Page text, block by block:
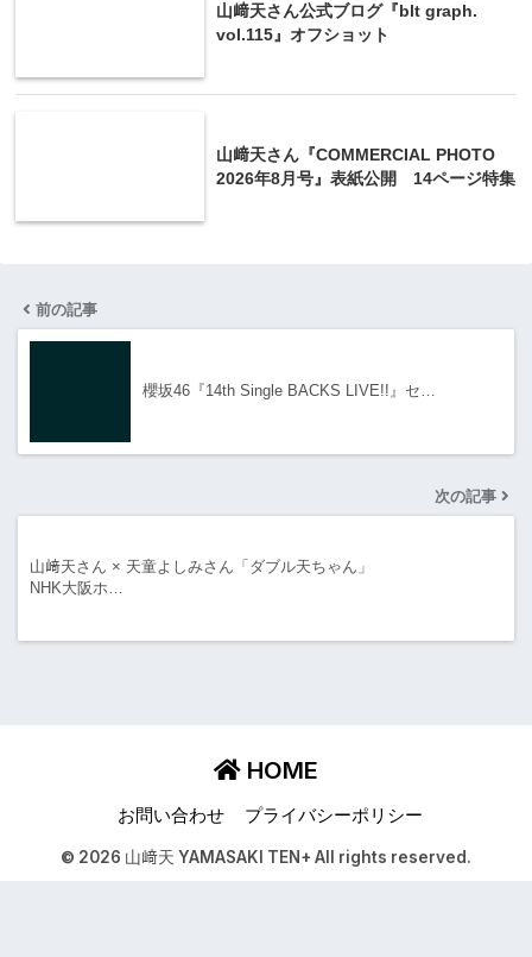
山﨑天さん公式ブログ『blt graph.
vol.115』オフショット
山﨑天さん『COMMERCIAL PHOTO
2026年8月号』表紙公開 14ページ特集
前の記事
櫻坂46『14th Single BACKS LIVE!!』セ…
次の記事
山﨑天さん × 天童よしみさん「ダブル天ちゃん」
NHK大阪ホ…
HOME
お問い合わせ プライバシーポリシー
© 2026 山﨑天 YAMASAKI TEN+ All rights reserved.